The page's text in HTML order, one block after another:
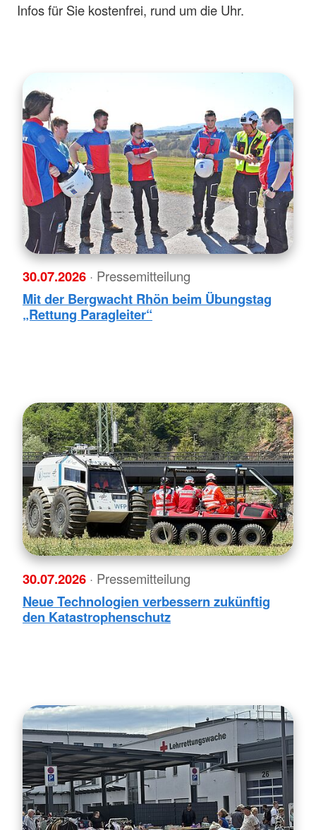
Infos für Sie kostenfrei, rund um die Uhr.
30.07.2026 · Pressemitteilung
Mit der Bergwacht Rhön beim Übungstag
„Rettung Paragleiter“
30.07.2026 · Pressemitteilung
Neue Technologien verbessern zukünftig
den Katastrophenschutz